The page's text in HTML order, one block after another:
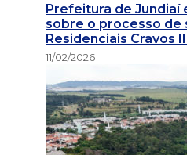
Prefeitura de Jundiaí
sobre o processo de
Residenciais Cravos
11/02/2026